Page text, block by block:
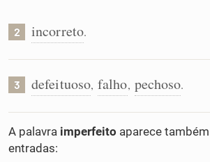
Conexões
Caça-palavras
2 incorreto.
3 defeituoso, falho, pechoso.
A palavra imperfeito aparece
entradas: